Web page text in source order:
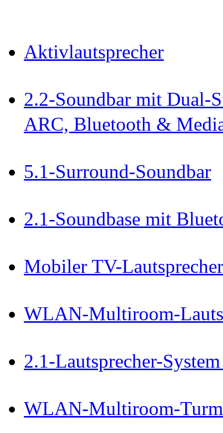
Aktivlautsprecher
2.2-Soundbar mit Dual-
ARC, Bluetooth &
5.1-Surround-Soundbar
2.1-Soundbase mit
Mobiler TV-
WLAN-Multiroom-
2.1-Lautsprecher-
WLAN-Multiroom-